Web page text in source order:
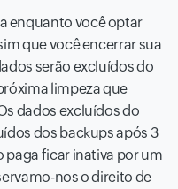
enquanto você optar
que você encerrar sua
serão excluídos do
limpeza que
dados excluídos do
dos backups após 3
paga ficar inativa por um
nos o direito de